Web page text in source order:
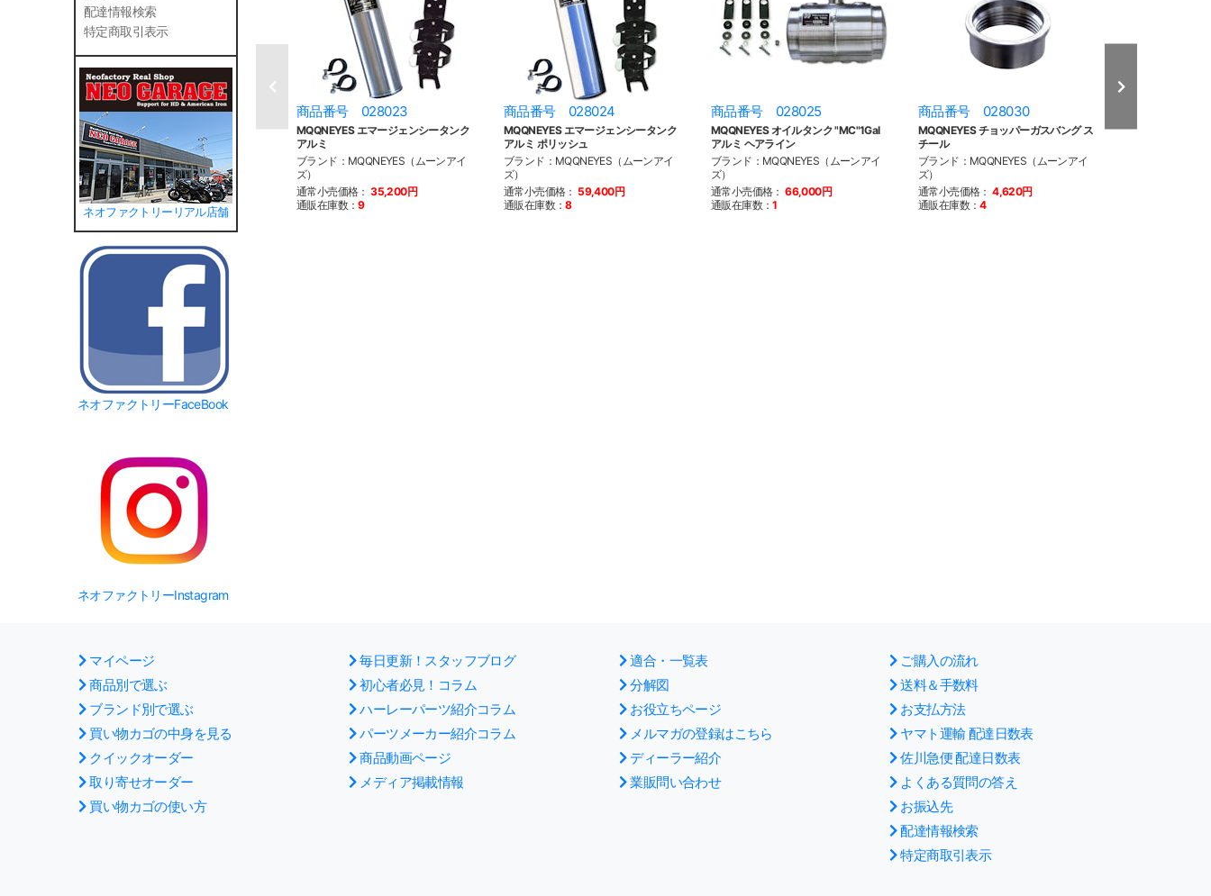
配達情報検索
特定商取引表示
ネオファクトリーリアル店舗
ネオファクトリーFaceBook
ネオファクトリーInstagram
商品番号 028023
MQQNEYES エマージェンシータンク
アルミ
ブランド：MQQNEYES（ムーンアイ
ズ）
通常小売価格： 35,200円
通販在庫数：9
商品番号 028024
MQQNEYES エマージェンシータンク
アルミ ポリッシュ
ブランド：MQQNEYES（ムーンアイ
ズ）
通常小売価格： 59,400円
通販在庫数：8
商品番号 028025
MQQNEYES オイルタンク "MC"1Gal
アルミ ヘアライン
ブランド：MQQNEYES（ムーンアイ
ズ）
通常小売価格： 66,000円
通販在庫数：1
商品番号 028030
MQQNEYES チョッパーガスバング ス
チール
ブランド：MQQNEYES（ムーンアイ
ズ）
通常小売価格： 4,620円
通販在庫数：4
MQQNEYES チョ
マイページ
商品別で選ぶ
ブランド別で選ぶ
買い物カゴの中身を見る
クイックオーダー
取り寄せオーダー
買い物カゴの使い方
毎日更新！スタッフブログ
初心者必見！コラム
ハーレーパーツ紹介コラム
パーツメーカー紹介コラム
商品動画ページ
メディア掲載情報
適合・一覧表
分解図
お役立ちページ
メルマガの登録はこちら
ディーラー紹介
業販問い合わせ
ご購入の流れ
送料＆手数料
お支払方法
ヤマト運輸 配達日数表
佐川急便 配達日数表
よくある質問の答え
お振込先
配達情報検索
特定商取引表示